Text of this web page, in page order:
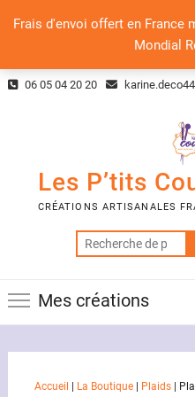
Frais d'envoi offert en France
Mondial
Skip 06 05 04 20 20
Les P’tits
CRÉATIONS ARTISANALES
Mes créations
Accueil La Boutique| Plaids|